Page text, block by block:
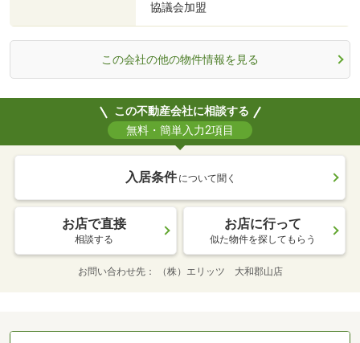
協議会加盟
この会社の他の物件情報を見る
この不動産会社に相談する
無料・簡単入力2項目
入居条件 について聞く
お店で直接
相談する
お店に行って
似た物件を探してもらう
お問い合わせ先 （株）エリッツ 大和郡山店